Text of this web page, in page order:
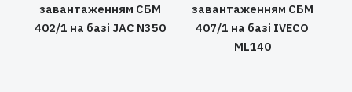
завантаженням СБМ
402/1 на базі JAC N350
завантаженням СБМ
407/1 на базі IVECO
ML140